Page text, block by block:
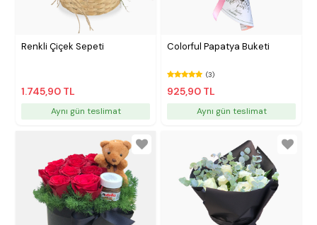
Renkli Çiçek Sepeti
1.745,90 TL
Aynı gün teslimat
Colorful Papatya Buketi
(3)
925,90 TL
Aynı gün teslimat